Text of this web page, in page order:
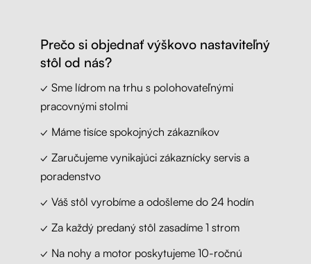
Prečo si objednať výškovo nastaviteľný
stôl od nás?
✓ Sme lídrom na trhu s polohovateľnými
pracovnými stolmi
✓ Máme tisíce spokojných zákazníkov
✓ Zaručujeme vynikajúci zákaznícky servis a
poradenstvo
✓ Váš stôl vyrobíme a odošleme do 24 hodín
✓ Za každý predaný stôl zasadíme 1 strom
✓ Na nohy a motor poskytujeme 10-ročnú